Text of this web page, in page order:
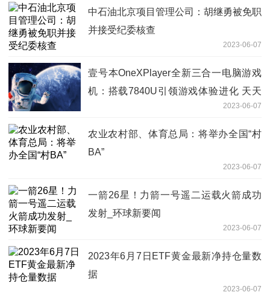
中石油北京项目管理公司：胡继勇被免职
并接受纪委核查
2023-06-07
壹号本OneXPlayer全新三合一电脑游戏
机：搭载7840U引领游戏体验进化 天天
2023-06-07
农业农村部、体育总局：将举办全国“村
BA”
2023-06-07
一箭26星！力箭一号遥二运载火箭成功
发射_环球新要闻
2023-06-07
2023年6月7日ETF黄金最新净持仓量数
据
2023-06-07